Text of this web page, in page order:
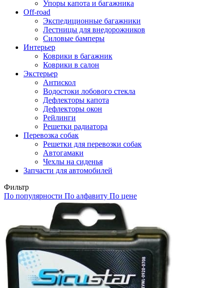
Упоры капота и багажника
Off-road
Экспедиционные багажники
Лестницы для внедорожников
Силовые бамперы
Интерьер
Коврики в багажник
Коврики в салон
Экстерьер
Антискол
Водостоки лобового стекла
Дефлекторы капота
Дефлекторы окон
Рейлинги
Решетки радиатора
Перевозка собак
Решетки для перевозки собак
Автогамаки
Чехлы на сиденья
Запчасти для автомобилей
Фильтр
По популярности По алфавиту По цене